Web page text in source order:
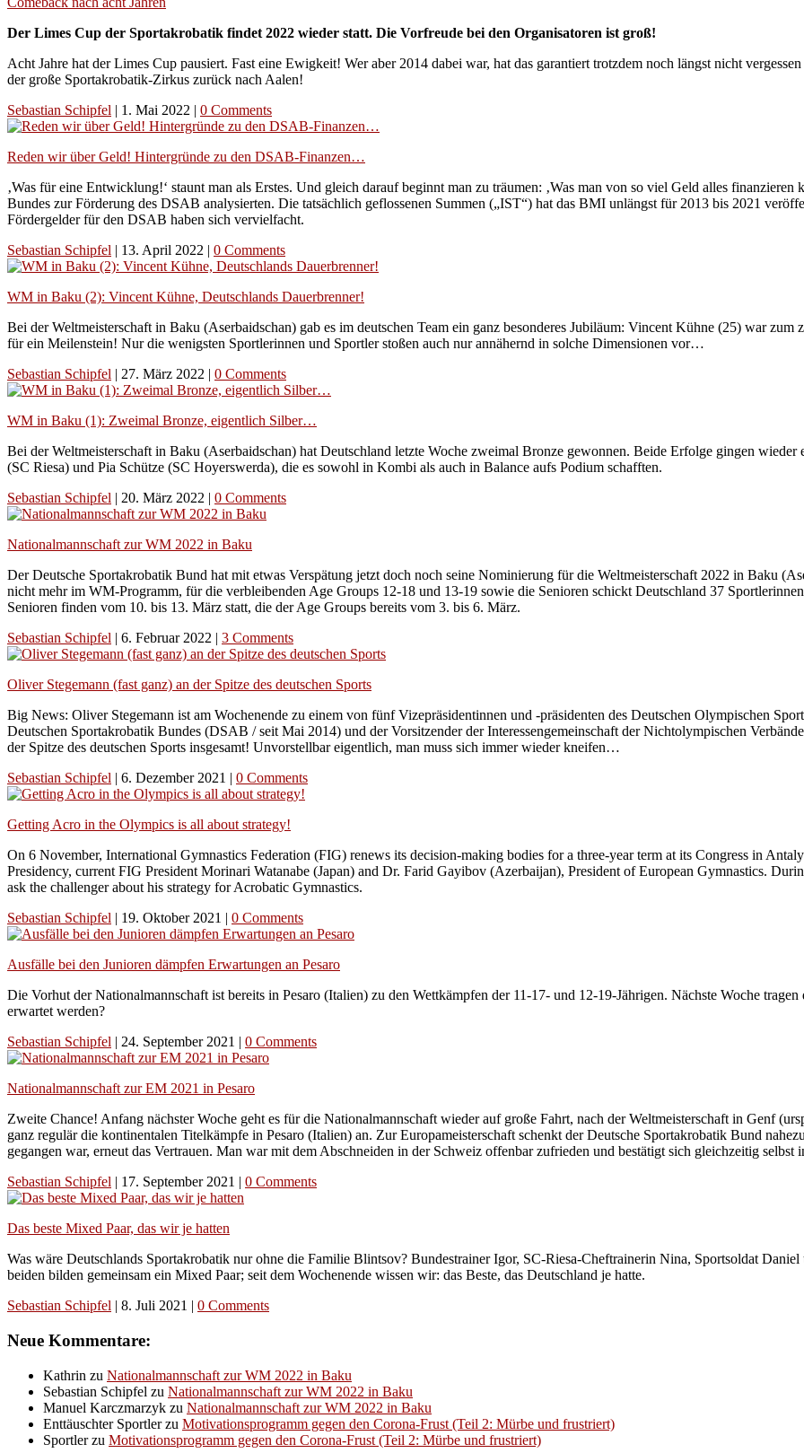
Der Limes Cup der Sportakrobatik findet 2022 wieder statt. Die Vorfreude bei den Organisatoren ist groß!
Acht Jahre hat der Limes Cup pausiert. Fast eine Ewigkeit! Wer aber 2014 dabei war, hat das garantiert trotzdem noch längst nicht
der große Sportakrobatik-Zirkus zurück nach Aalen!
Sebastian Schipfel | 1. Mai 2022 | 0 Comments
Reden wir über Geld! Hintergründe zu den DSAB-Finanzen…
‚Was für eine Entwicklung!‘ staunt man als Erstes. Und gleich darauf beginnt man zu träumen: ‚Was man von so viel Geld alles
Bundes zur Förderung des DSAB analysierten. Die tatsächlich geflossenen Summen („IST“) hat das BMI unlängst für 2013 bis 2021
Fördergelder für den DSAB haben sich vervielfacht.
Sebastian Schipfel | 13. April 2022 | 0 Comments
WM in Baku (2): Vincent Kühne, Deutschlands Dauerbrenner!
Bei der Weltmeisterschaft in Baku (Aserbaidschan) gab es im deutschen Team ein ganz besonderes Jubiläum: Vincent Kühne (25) war
für ein Meilenstein! Nur die wenigsten Sportlerinnen und Sportler stoßen auch nur annähernd in solche Dimensionen vor…
Sebastian Schipfel | 27. März 2022 | 0 Comments
WM in Baku (1): Zweimal Bronze, eigentlich Silber…
Bei der Weltmeisterschaft in Baku (Aserbaidschan) hat Deutschland letzte Woche zweimal Bronze gewonnen. Beide Erfolge gingen
(SC Riesa) und Pia Schütze (SC Hoyerswerda), die es sowohl in Kombi als auch in Balance aufs Podium schafften.
Sebastian Schipfel | 20. März 2022 | 0 Comments
Nationalmannschaft zur WM 2022 in Baku
Der Deutsche Sportakrobatik Bund hat mit etwas Verspätung jetzt doch noch seine Nominierung für die Weltmeisterschaft 2022 in Baku
nicht mehr im WM-Programm, für die verbleibenden Age Groups 12-18 und 13-19 sowie die Senioren schickt Deutschland 37
Senioren finden vom 10. bis 13. März statt, die der Age Groups bereits vom 3. bis 6. März.
Sebastian Schipfel | 6. Februar 2022 | 3 Comments
Oliver Stegemann (fast ganz) an der Spitze des deutschen Sports
Big News: Oliver Stegemann ist am Wochenende zu einem von fünf Vizepräsidentinnen und -präsidenten des Deutschen Olympischen
Deutschen Sportakrobatik Bundes (DSAB / seit Mai 2014) und der Vorsitzender der Interessengemeinschaft der Nichtolympischen
der Spitze des deutschen Sports insgesamt! Unvorstellbar eigentlich, man muss sich immer wieder kneifen…
Sebastian Schipfel | 6. Dezember 2021 | 0 Comments
Getting Acro in the Olympics is all about strategy!
On 6 November, International Gymnastics Federation (FIG) renews its decision-making bodies for a three-year term at its Congress in
Presidency, current FIG President Morinari Watanabe (Japan) and Dr. Farid Gayibov (Azerbaijan), President of European Gymnastics.
ask the challenger about his strategy for Acrobatic Gymnastics.
Sebastian Schipfel | 19. Oktober 2021 | 0 Comments
Ausfälle bei den Junioren dämpfen Erwartungen an Pesaro
Die Vorhut der Nationalmannschaft ist bereits in Pesaro (Italien) zu den Wettkämpfen der 11-17- und 12-19-Jährigen. Nächste Woche
erwartet werden?
Sebastian Schipfel | 24. September 2021 | 0 Comments
Nationalmannschaft zur EM 2021 in Pesaro
Zweite Chance! Anfang nächster Woche geht es für die Nationalmannschaft wieder auf große Fahrt, nach der Weltmeisterschaft in Genf
ganz regulär die kontinentalen Titelkämpfe in Pesaro (Italien) an. Zur Europameisterschaft schenkt der Deutsche Sportakrobatik Bund
gegangen war, erneut das Vertrauen. Man war mit dem Abschneiden in der Schweiz offenbar zufrieden und bestätigt sich gleichzeitig
Sebastian Schipfel | 17. September 2021 | 0 Comments
Das beste Mixed Paar, das wir je hatten
Was wäre Deutschlands Sportakrobatik nur ohne die Familie Blintsov? Bundestrainer Igor, SC-Riesa-Cheftrainerin Nina, Sportsoldat
beiden bilden gemeinsam ein Mixed Paar; seit dem Wochenende wissen wir: das Beste, das Deutschland je hatte.
Sebastian Schipfel | 8. Juli 2021 | 0 Comments
Neue Kommentare:
Kathrin zu Nationalmannschaft zur WM 2022 in Baku
Sebastian Schipfel zu Nationalmannschaft zur WM 2022 in Baku
Manuel Karczmarzyk zu Nationalmannschaft zur WM 2022 in Baku
Enttäuschter Sportlerzu Motivationsprogramm gegen den Corona-Frust (Teil 2: Mürbe und frustriert)
Sportlerzu Motivationsprogramm gegen den Corona-Frust (Teil 2: Mürbe und frustriert)